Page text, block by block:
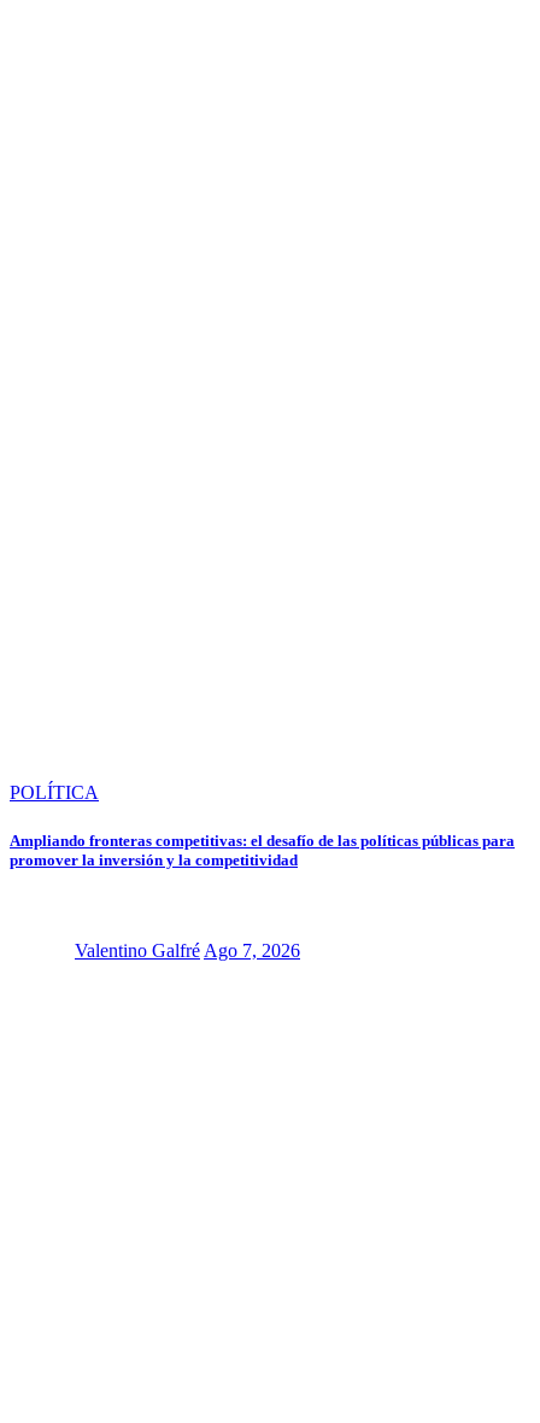
POLÍTICA
Ampliando fronteras competitivas: el desafío de las políticas públicas para
promover la inversión y la competitividad
Valentino Galfré Ago 7, 2026